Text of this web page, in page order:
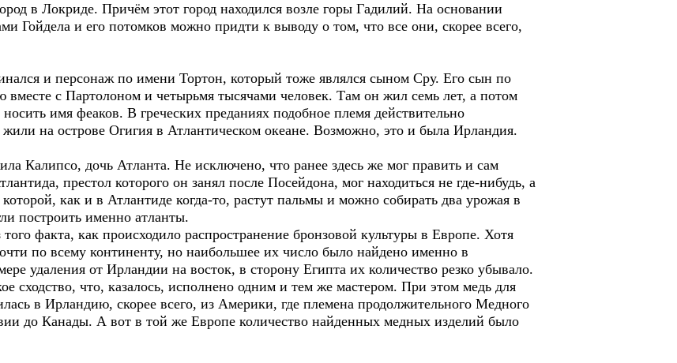
в Локриде. Причём этот город находился возле горы Гадилий. На основании
Гойдела и его потомков можно придти к выводу о том, что все они, скорее всего,
и персонаж по имени Тортон, который тоже являлся сыном Сру. Его сын по
с Партолоном и четырьмя тысячами человек. Там он жил семь лет, а потом
имя феаков. В греческих преданиях подобное племя действительно
на острове Огигия в Атлантическом океане. Возможно, это и была Ирландия.
Калипсо, дочь Атланта. Не исключено, что ранее здесь же мог править и сам
престол которого он занял после Посейдона, мог находиться не где-нибудь, а
как и в Атлантиде когда-то, растут пальмы и можно собирать два урожая в
построить именно атланты.
факта, как происходило распространение бронзовой культуры в Европе. Хотя
по всему континенту, но наибольшее их число было найдено именно в
удаления от Ирландии на восток, в сторону Египта их количество резко убывало.
сходство, что, казалось, исполнено одним и тем же мастером. При этом медь для
в Ирландию, скорее всего, из Америки, где племена продолжительного Медного
до Канады. А вот в той же Европе количество найденных медных изделий было